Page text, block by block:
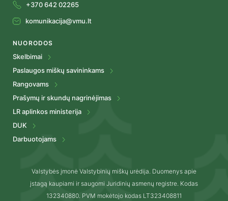
+370 642 02265
komunikacija@vmu.lt
NUORODOS
Skelbimai
Paslaugos miškų savininkams
Rangovams
Prašymų ir skundų nagrinėjimas
LR aplinkos ministerija
DUK
Darbuotojams
Valstybės įmonė Valstybinių miškų urėdija. Duomenys apie
įstagą kaupiami ir saugomi Juridinių asmenų registre. Kodas
132340880. PVM mokėtojo kodas LT323408811